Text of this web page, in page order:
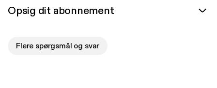
Opsig dit abonnement
Flere spørgsmål og svar